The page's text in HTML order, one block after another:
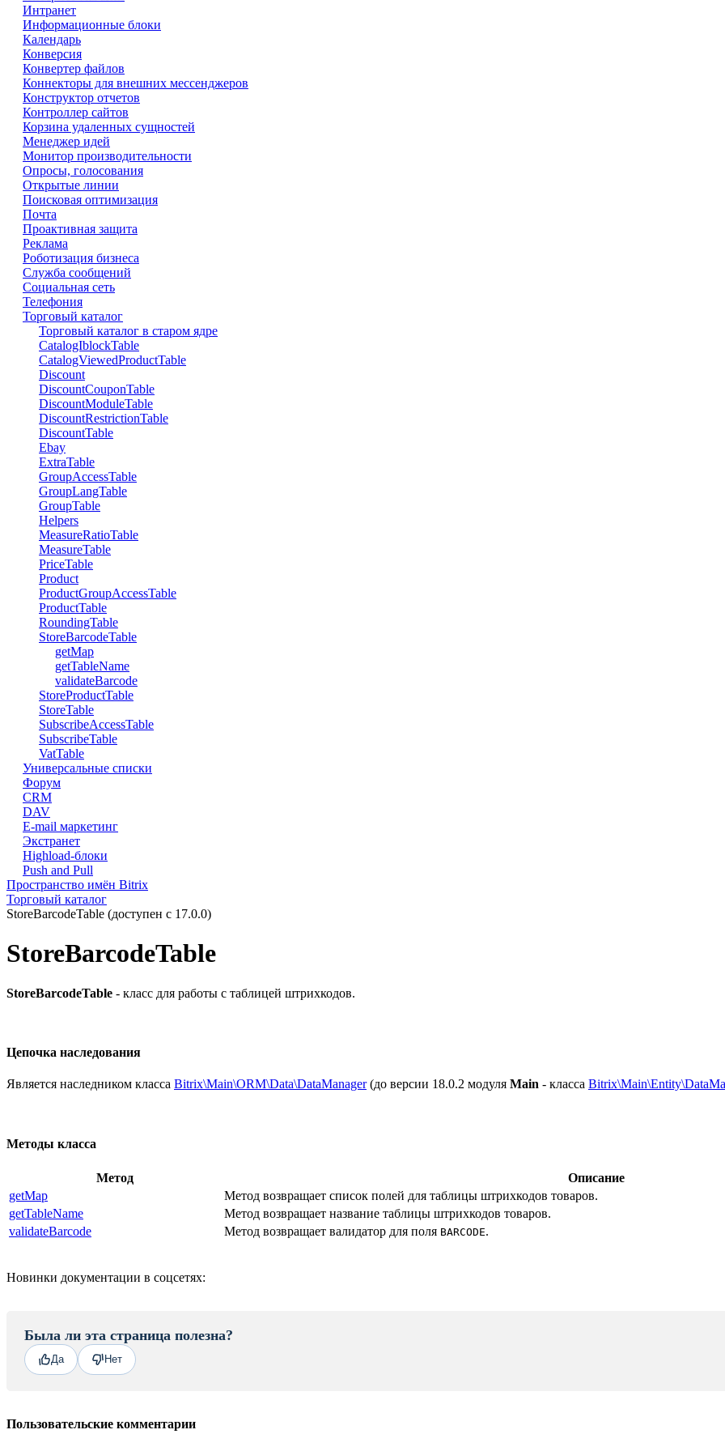
Интранет
Информационные блоки
Календарь
Конверсия
Конвертер файлов
Коннекторы для внешних мессенджеров
Конструктор отчетов
Контроллер сайтов
Корзина удаленных сущностей
Менеджер идей
Монитор производительности
Опросы, голосования
Открытые линии
Поисковая оптимизация
Почта
Проактивная защита
Реклама
Роботизация бизнеса
Служба сообщений
Социальная сеть
Телефония
Торговый каталог
Торговый каталог в старом ядре
CatalogIblockTable
CatalogViewedProductTable
Discount
DiscountCouponTable
DiscountModuleTable
DiscountRestrictionTable
DiscountTable
Ebay
ExtraTable
GroupAccessTable
GroupLangTable
GroupTable
Helpers
MeasureRatioTable
MeasureTable
PriceTable
Product
ProductGroupAccessTable
ProductTable
RoundingTable
StoreBarcodeTable
getMap
getTableName
validateBarcode
StoreProductTable
StoreTable
SubscribeAccessTable
SubscribeTable
VatTable
Универсальные списки
Форум
CRM
DAV
E-mail маркетинг
Экстранет
Highload-блоки
Push and Pull
Пространство имён Bitrix
Торговый каталог
StoreBarcodeTable (доступен с 17.0.0)
StoreBarcodeTable
StoreBarcodeTable - класс для работы с таблицей штрихкодов.
Цепочка наследования
Является наследником класса Bitrix\Main\ORM\Data\DataManager(до версии 18.0.2 модуля Main - класса
Методы класса
Метод Описание
getMap
Метод возвращает список полей для таблицы штрихкодов товаров.
getTableName
Метод возвращает название таблицы штрихкодов товаров.
validateBarcode
Метод возвращает валидатор для поля BARCODE.
Новинки документации в соцсетях:
Была ли эта страница полезна?
Да Нет
Пользовательские комментарии